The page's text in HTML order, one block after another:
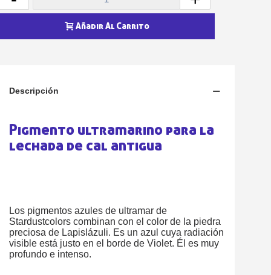
Cupón de 10 € por
Añadir Al Carrito
Descripción
Pigmento ultramarino para la
lechada de cal antigua
Los pigmentos azules de ultramar de
Stardustcolors combinan con el color de la piedra
preciosa de Lapislázuli. Es un azul cuya radiación
visible está justo en el borde de Violet. Él es muy
profundo e intenso.